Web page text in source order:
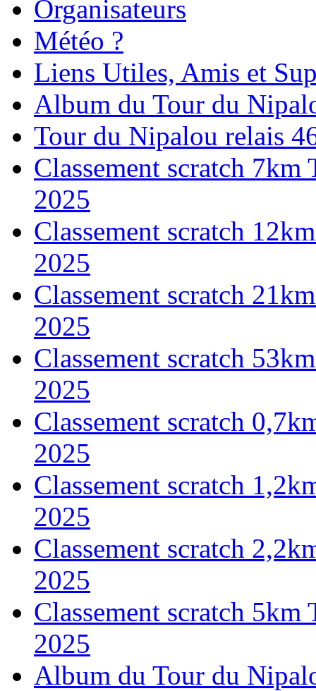
Organisateurs
Météo ?
Liens Utiles, Amis et
Album du Tour du
Tour du Nipalou relais
Classement scratch
2025
Classement scratch
2025
Classement scratch
2025
Classement scratch
2025
Classement scratch
2025
Classement scratch
2025
Classement scratch
2025
Classement scratch
2025
Album du Tour du